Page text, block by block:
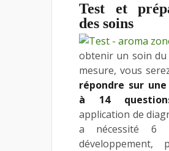
Test et
des soins
obtenir un soin du
mesure, vous
répondre sur
à 14
application de
a nécessité 6
développement,